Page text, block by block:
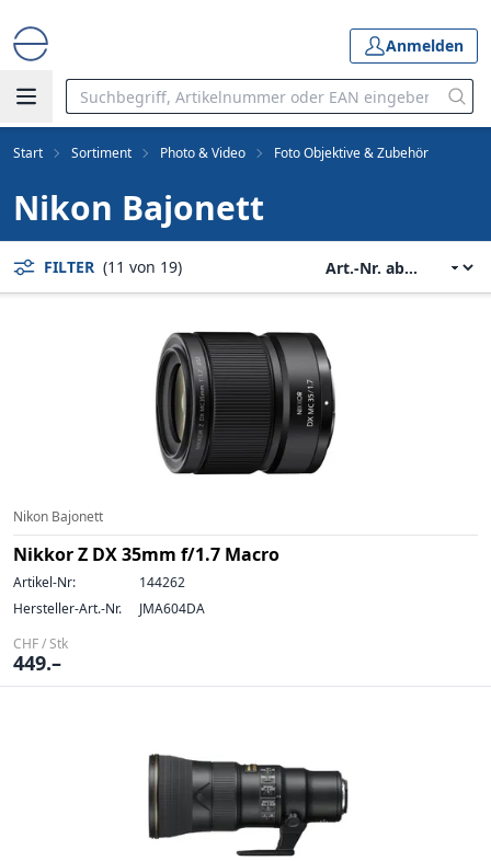
Anmelden
Start Sortiment Photo & Video Foto Objektive & Zubehör
Nikon Bajonett
FILTER (11 von 19)
Nikon Bajonett
Nikkor Z DX 35mm f/1.7 Macro
Artikel-Nr:
144262
Hersteller-Art.-Nr.
JMA604DA
CHF / Stk
449.–